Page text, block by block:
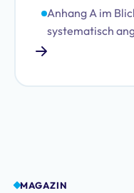
Anhang A im
systematisch
MAGAZIN